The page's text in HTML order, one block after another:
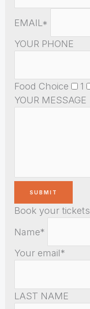
EMAIL*
YOUR PHONE
Food Choice 1
YOUR MESSAGE
Book your tickets
Name*
Your email*
LAST NAME